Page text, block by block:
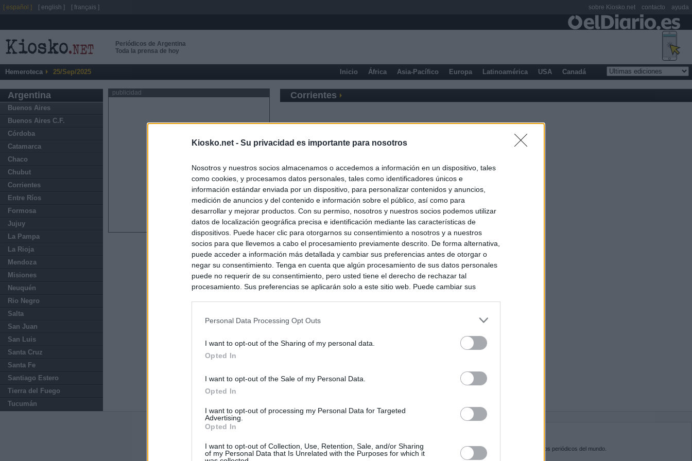
Kiosko.net - Su privacidad es importante para nosotros
Nosotros y nuestros socios almacenamos o accedemos a información en un dispositivo, tales
como cookies, y procesamos datos personales, tales como identificadores únicos e
información estándar enviada por un dispositivo, para personalizar contenidos y anuncios,
medición de anuncios y del contenido e información sobre el público, así como para
desarrollar y mejorar productos. Con su permiso, nosotros y nuestros socios podemos utilizar
datos de localización geográfica precisa e identificación mediante las características de
dispositivos. Puede hacer clic para otorgarnos su consentimiento a nosotros y a nuestros
socios para que llevemos a cabo el procesamiento previamente descrito. De forma alternativa,
puede acceder a información más detallada y cambiar sus preferencias antes de otorgar o
negar su consentimiento. Tenga en cuenta que algún procesamiento de sus datos personales
puede no requerir de su consentimiento, pero usted tiene el derecho de rechazar tal
procesamiento. Sus preferencias se aplicarán solo a este sitio web. Puede cambiar sus
Personal Data Processing Opt Outs
I want to opt-out of the Sharing of my personal data.
Opted In
I want to opt-out of the Sale of my Personal Data.
Opted In
I want to opt-out of processing my Personal Data for Targeted
Advertising.
Opted In
I want to opt-out of Collection, Use, Retention, Sale, and/or Sharing
of my Personal Data that Is Unrelated with the Purposes for which it
Periódicos de Argentina
Toda la prensa de hoy
Hemeroteca 25/Sep/2025 Inicio África Asia-Pacífico Europa Latinoamérica USA Canadá
Argentina
Buenos Aires
Buenos Aires C.F.
Córdoba
Catamarca
Chaco
Chubut
Corrientes
Entre Ríos
Formosa
Jujuy
La Pampa
La Rioja
Mendoza
Misiones
Neuquén
Rio Negro
Salta
San Juan
San Luis
Santa Cruz
Santa Fe
Santiago Estero
Tierra del Fuego
Tucumán
publicidad Corrientes
Últimas noticias
El Gobierno da un ultimátum a Italia: o levanta los controles a viajeros de
España o adoptará "medidas proporcionales"
Kiosko.net es la puerta de entrada a los periódicos del mundo.
[ español ] [ english ] [ français ] sobre Kiosko.net contacto ayuda